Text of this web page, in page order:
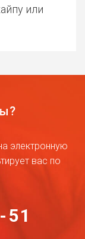
или
электронную
вас по